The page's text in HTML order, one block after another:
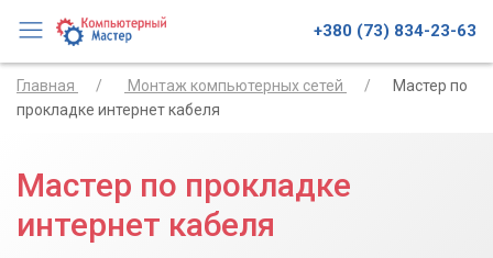
+380 (73) 834-23-63
Главная Монтаж компьютерных сетей
Мастер по
прокладке интернет кабеля
Мастер по прокладке
интернет кабеля